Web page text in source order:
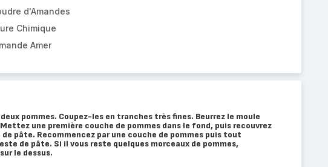
d'Amandes
Chimique
Amer
pommes. Coupez-les en tranches très fines. Beurrez le moule
une première couche de pommes dans le fond, puis recouvrez
pâte. Recommencez par une couche de pommes puis tout
de pâte. Si il vous reste quelques morceaux de pommes,
le dessus.